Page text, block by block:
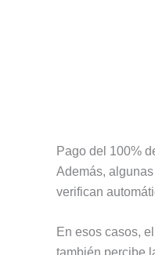
Pago del 100%
Además,
verifican
En esos casos,